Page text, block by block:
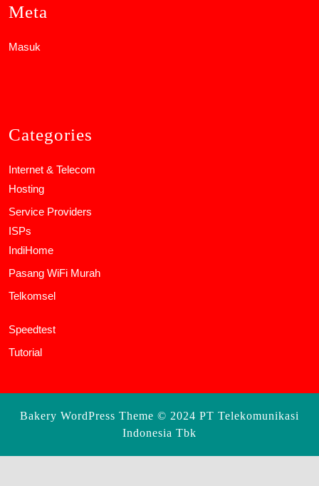
Meta
Masuk
Categories
Internet & Telecom
Hosting
Service Providers
ISPs
IndiHome
Pasang WiFi Murah
Telkomsel
Speedtest
Tutorial
Bakery WordPress Theme © 2024 PT Telekomunikasi
Indonesia Tbk